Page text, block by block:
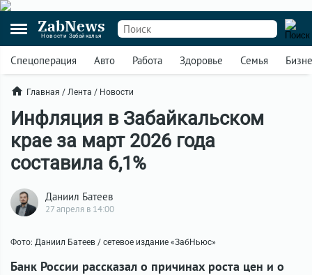
ZabNews
Новости Забайкалья
Спецоперация Авто Работа Здоровье Семья
Главная / Лента / Новости
Инфляция в Забайкальском
крае за март 2026 года
составила 6,1%
Даниил Батеев
27 апреля в 14:00
Фото: Даниил Батеев / сетевое издание «ЗабНьюс»
Банк России рассказал о причинах роста цен и о